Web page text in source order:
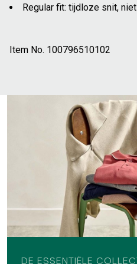
Regular fit: tijdloze snit,
Ton-sur-ton "Jules"
Gebruik van gekamd garen
Compact gebreid om
Versterkte naden
Vervaardigd in een
een externe instelling,
duurzaam- en sociaal
Door de leverancier
4 jaar garantie; oftewel 2
landbouw: geteeld zonder
Item No. 100796510102
DE ESSENTIËLE